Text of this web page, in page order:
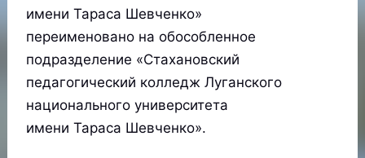
имени Тараса Шевченко»
переименовано на обособленное
подразделение «Стахановский
педагогический колледж Луганского
национального университета
имени Тараса Шевченко».